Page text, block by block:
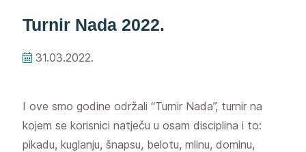
Turnir Nada 2022.
31.03.2022.
I ove smo godine održali “Turnir Nada”, turnir na
kojem se korisnici natječu u osam disciplina i to:
pikadu, kuglanju, šnapsu, belotu, mlinu, dominu,